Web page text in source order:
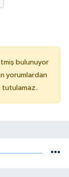
bulunuyor
yorumlardan
tutulamaz.